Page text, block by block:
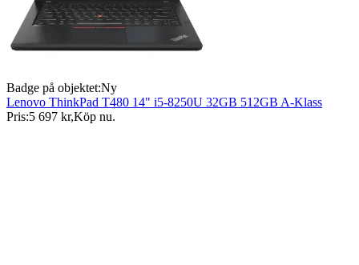
Badge på objektet:Ny
Lenovo ThinkPad T480 14" i5-8250U 32GB 512GB A-Klass
Pris:5 697 kr,Köp nu.